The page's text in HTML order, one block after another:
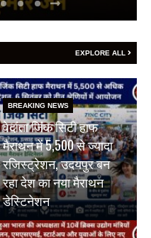
EXPLORE ALL
BREAKING NEWS
वेदांता जिंक सिटी हाफ
मैराथन में 5,500 से ज्यादा
रजिस्ट्रेशन, उदयपुर बन
रहा देश का नया मैराथन
डेस्टिनेशन